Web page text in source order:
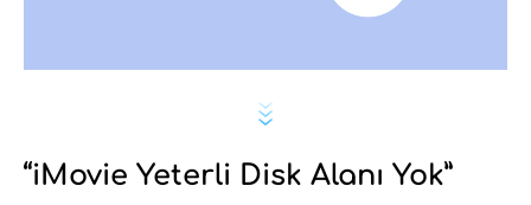
“iMovie Yeterli Disk Alanı Yok”